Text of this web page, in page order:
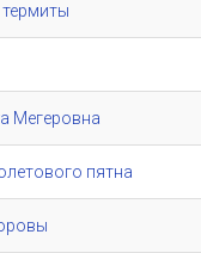
Мегеровна
пятна